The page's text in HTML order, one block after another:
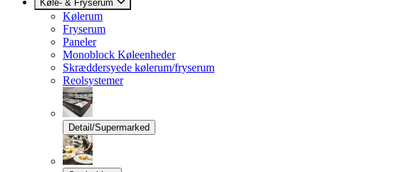
Køle- & Fryserum
Kølerum
Fryserum
Paneler
Monoblock Køleenheder
Skræddersyede kølerum/fryserum
Reolsystemer
Detail/Supermarked